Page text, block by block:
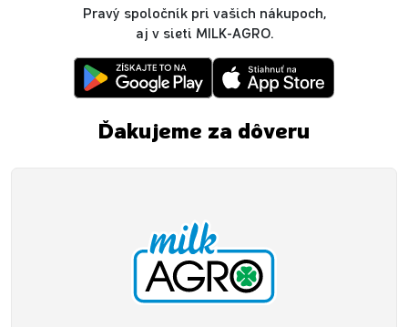
Pravý spoločník pri vašich nákupoch,
aj v sieti MILK-AGRO.
Ďakujeme za dôveru